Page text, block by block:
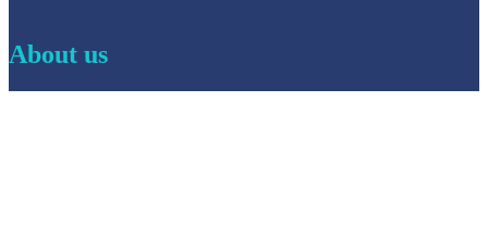
About us